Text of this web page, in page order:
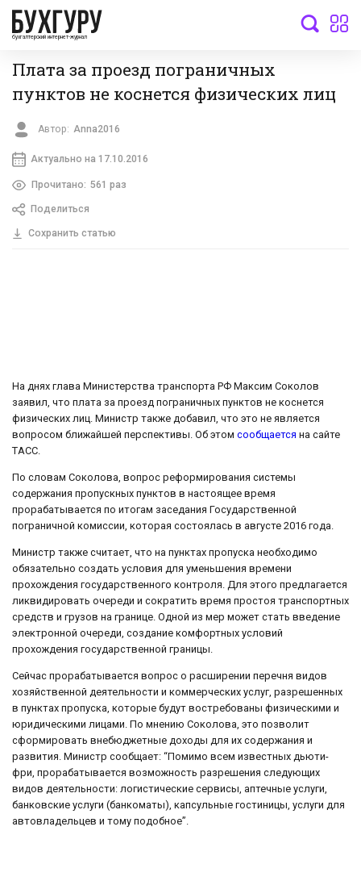
бухгалтерский интернет-журнал
Плата за проезд пограничных
пунктов не коснется физических лиц
Автор: Anna2016
Актуально на 17.10.2016
Прочитано: 561 раз
Поделиться
Сохранить статью
На днях глава Министерства транспорта РФ Максим Соколов
заявил, что плата за проезд пограничных пунктов не коснется
физических лиц. Министр также добавил, что это не является
вопросом ближайшей перспективы. Об этом сообщается на сайте
ТАСС.
По словам Соколова, вопрос реформирования системы
содержания пропускных пунктов в настоящее время
прорабатывается по итогам заседания Государственной
пограничной комиссии, которая состоялась в августе 2016 года.
Министр также считает, что на пунктах пропуска необходимо
обязательно создать условия для уменьшения времени
прохождения государственного контроля. Для этого предлагается
ликвидировать очереди и сократить время простоя транспортных
средств и грузов на границе. Одной из мер может стать введение
электронной очереди, создание комфортных условий
прохождения государственной границы.
Сейчас прорабатывается вопрос о расширении перечня видов
хозяйственной деятельности и коммерческих услуг, разрешенных
в пунктах пропуска, которые будут востребованы физическими и
юридическими лицами. По мнению Соколова, это позволит
сформировать внебюджетные доходы для их содержания и
развития. Министр сообщает: “Помимо всем известных дьюти-
фри, прорабатывается возможность разрешения следующих
видов деятельности: логистические сервисы, аптечные услуги,
банковские услуги (банкоматы), капсульные гостиницы, услуги для
автовладельцев и тому подобное”.